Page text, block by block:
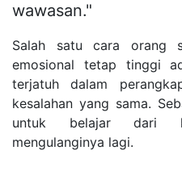
wawasan."
Salah satu cara orang
emosional tetap tinggi
terjatuh dalam
kesalahan yang sama.
untuk belajar dari
mengulanginya lagi.